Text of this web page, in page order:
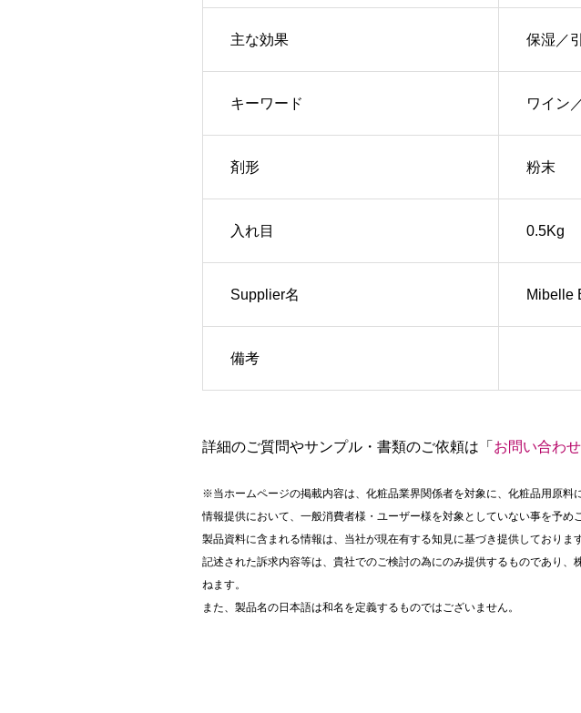
主な効果 保湿／
キーワード ワイン
剤形 粉末
入れ目 0.5Kg
Supplier名 Mibelle
備考
詳細のご質問やサンプル・書類のご依頼は「 お問い合わせ
※当ホームページの掲載内容は、化粧品業界関係者を対象に、化粧品用原料
情報提供において、一般消費者様・ユーザー様を対象としていない事を予め
製品資料に含まれる情報は、当社が現在有する知見に基づき提供しておりま
記述された訴求内容等は、貴社でのご検討の為にのみ提供するものであり
ねます。
また、製品名の日本語は和名を定義するものではございません。